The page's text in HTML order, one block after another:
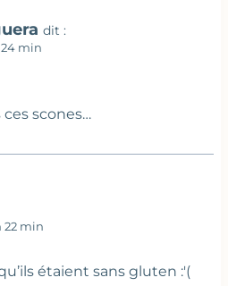
dit :
24 min
scones…
22 min
étaient sans gluten :'(